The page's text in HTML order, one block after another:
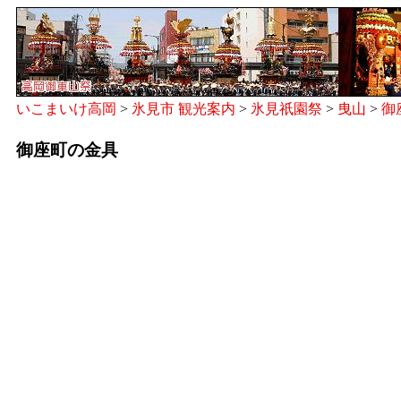
いこまいけ高岡 > 氷見市 観光案内 > 氷見祇園祭 > 曳山 > 御
御座町の金具